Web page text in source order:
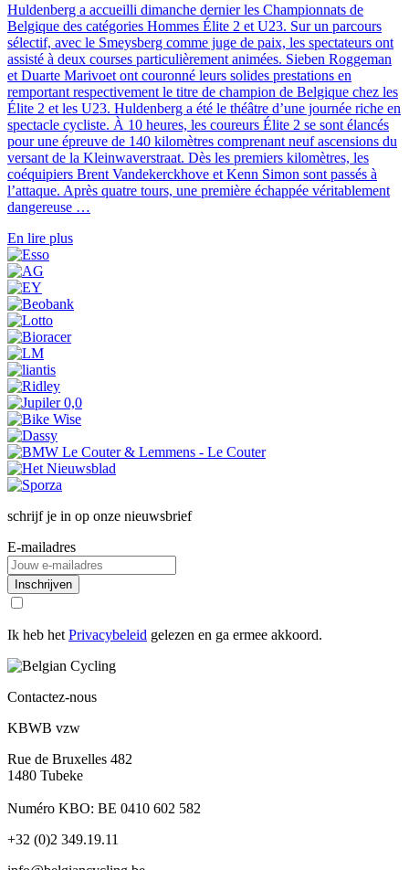
Huldenberg a accueilli dimanche dernier les Championnats de
Belgique des catégories Hommes Élite 2 et U23. Sur un parcours
sélectif, avec le Smeysberg comme juge de paix, les spectateurs ont
assisté à deux courses particulièrement animées. Sieben Roggeman
et Duarte Marivoet ont couronné leurs solides prestations en
remportant respectivement le titre de champion de Belgique chez les
Élite 2 et les U23. Huldenberg a été le théâtre d’une journée riche en
spectacle cycliste. À 10 heures, les coureurs Élite 2 se sont élancés
pour une épreuve de 140 kilomètres comprenant neuf ascensions du
versant de la Kleinwaverstraat. Dès les premiers kilomètres, les
coéquipiers Brent Vandekerckhove et Kenn Simon sont passés à
l’attaque. Après quatre tours, une première échappée véritablement
dangereuse …
En lire plus
schrijf je in op onze nieuwsbrief
E-mailadres
Inschrijven
Ik heb het Privacybeleid gelezen en ga ermee akkoord.
Contactez-nous
KBWB vzw
Rue de Bruxelles 482
1480 Tubeke
Numéro KBO: BE 0410 602 582
+32 (0)2 349.19.11